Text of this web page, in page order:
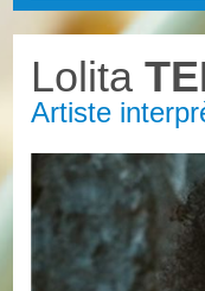
Lolita
Artiste